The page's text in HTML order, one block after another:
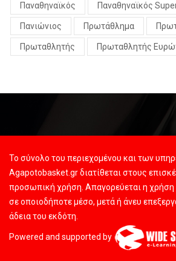
Παναθηναϊκός Παναθηναϊκός
Πανιώνιος Πρωτάθλημα
Πρωταθλητής Πρωταθλητής
Το σύνολο του περιεχομένου και των
Agapotobasket.gr διατίθεται στους
προσωπική χρήση. Απαγορεύεται η χρήση
σε οποιοδήποτε μέσο, μετά ή άνευ
άδεια του εκδότη.
Powered and supported by